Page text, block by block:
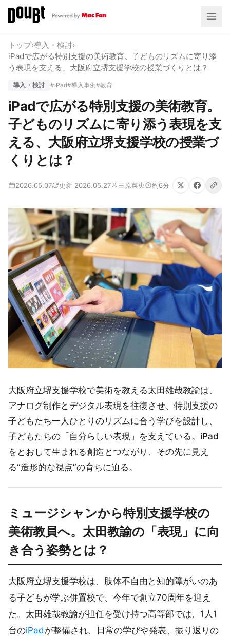
トップ›導入・検討›
iPadで広がる特別支援の美術教育。子どものリズムに寄り添
う表現を支える、大阪府立堺支援学校の授業づくりとは？
導入・検討 #iPad#導入事例#教育
iPadで広がる特別支援の美術教育。
子どものリズムに寄り添う表現を支
える、大阪府立堺支援学校の授業づ
くりとは？
2026.05.07 更新 2026.05.27 三原菜央 約6分
大阪府立堺支援学校で美術を教える太田雄哉教諭は、
アナログ制作とデジタル表現を往復させ、特別支援の
子どもたち一人ひとりのリズムに合う学びを設計し、
子どもたちの「自分らしい表現」を支えている。iPad
をとおして生まれる創造とつながり、その先に見え
る“造形的な視点”の育ちに迫る。
ミュージシャンから特別支援学校の
美術教員へ。太田教諭の「表現」に向
き合う姿勢とは？
大阪府立堺支援学校は、肢体不自由と知的障がいのあ
る子どもが学ぶ併置校で、今年で創立70周年を迎え
た。太田雄哉教諭が担任を受け持つ高等部では、1人1
台のiPadが整備され、日常の学びや発表、振り返りの